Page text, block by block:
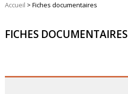
Accueil > Fiches documentaires
FICHES DOCUMENTAIRES